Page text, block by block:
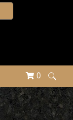
0